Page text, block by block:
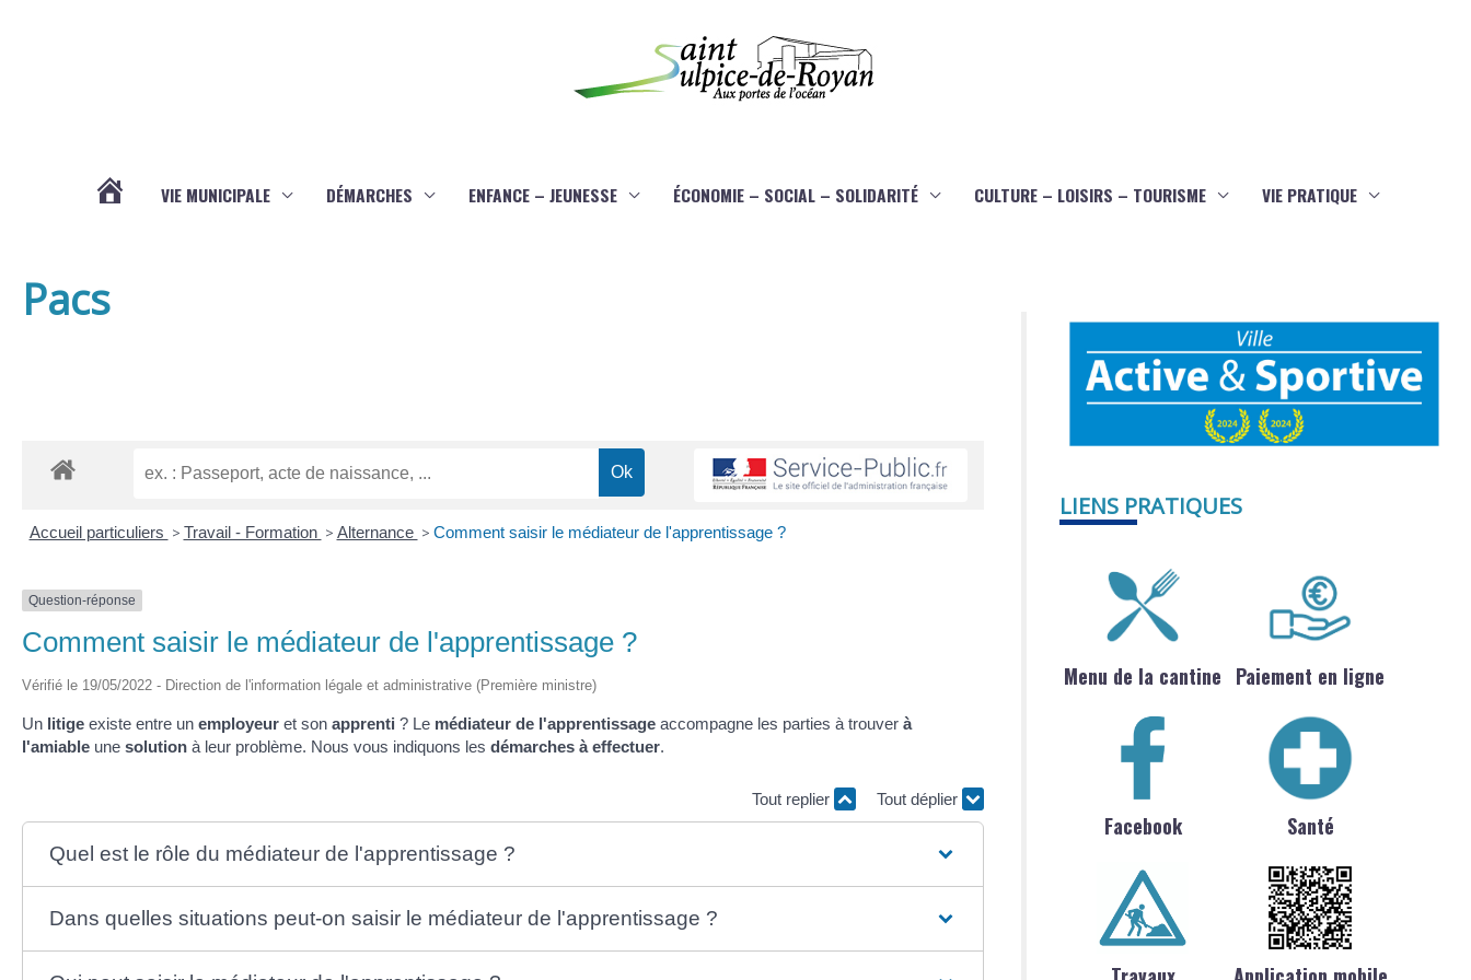
VIE MUNICIPALE DÉMARCHES ENFANCE – JEUNESSE ÉCONOMIE – SOCIAL – SOLIDARITÉ CULTURE – LOISIRS – TOURISME VIE PRATIQUE
Pacs
Accueil particuliers > Travail - Formation > Alternance > Comment saisir le médiateur de l'apprentissage ?
Question-réponse
Comment saisir le médiateur de l'apprentissage ?
Vérifié le 19/05/2022 - Direction de l'information légale et administrative (Première ministre)
Un litige existe entre un employeur et son apprenti ? Le médiateur de l'apprentissage accompagne les parties à trouver à
l'amiable une solution à leur problème. Nous vous indiquons les démarches à effectuer.
Tout replier Tout déplier
Quel est le rôle du médiateur de l'apprentissage ?
Dans quelles situations peut-on saisir le médiateur de l'apprentissage ?
LIENS PRATIQUES
Menu de la cantine Paiement en ligne
Facebook Santé